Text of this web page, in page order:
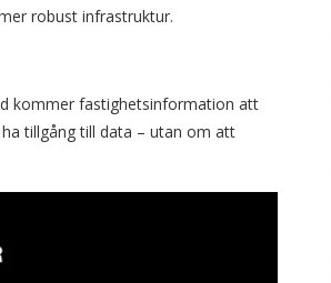
robust infrastruktur.
kommer fastighetsinformation att
tillgång till data – utan om att